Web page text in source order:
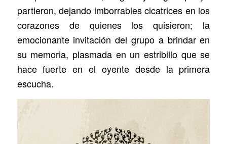
partieron, dejando imborrables cicatrices en los
corazones de quienes los quisieron; la
emocionante invitación del grupo a brindar en
su memoria, plasmada en un estribillo que se
hace fuerte en el oyente desde la primera
escucha.